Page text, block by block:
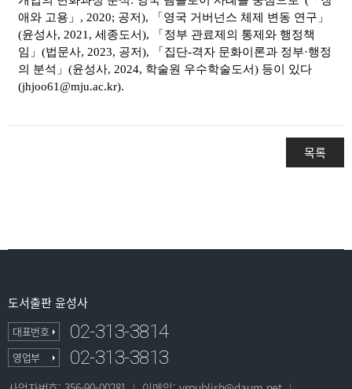
목록
도서출판 윤성사
대표번호 02-313-3814
영업부 02-313-3813